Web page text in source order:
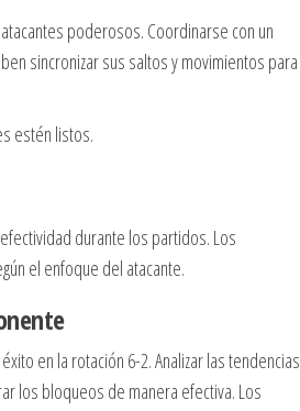
poderosos. Coordinarse con un
sincronizar sus saltos y movimientos para
estén listos.
durante los partidos. Los
el enfoque del atacante.
en la rotación 6-2. Analizar las tendencias
los bloqueos de manera efectiva. Los